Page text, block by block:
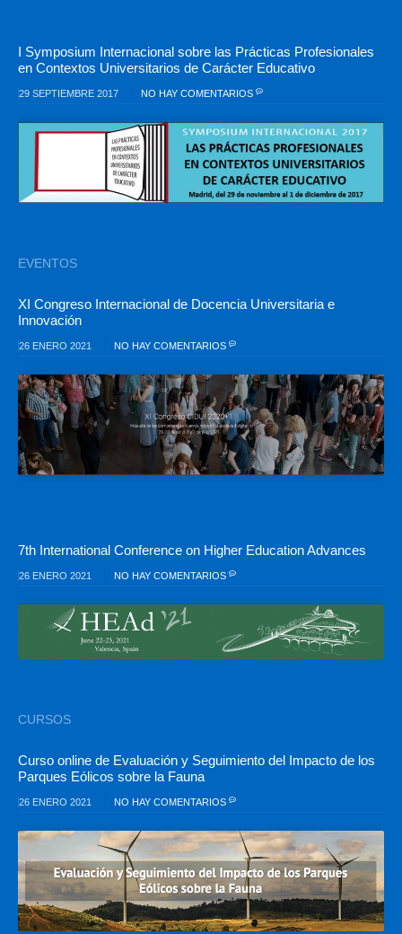
I Symposium Internacional sobre las Prácticas Profesionales
en Contextos Universitarios de Carácter Educativo
29 SEPTIEMBRE 2017 NO HAY COMENTARIOS
EVENTOS
XI Congreso Internacional de Docencia Universitaria e
Innovación
26 ENERO 2021 NO HAY COMENTARIOS
7th International Conference on Higher Education Advances
26 ENERO 2021 NO HAY COMENTARIOS
CURSOS
Curso online de Evaluación y Seguimiento del Impacto de los
Parques Eólicos sobre la Fauna
26 ENERO 2021 NO HAY COMENTARIOS